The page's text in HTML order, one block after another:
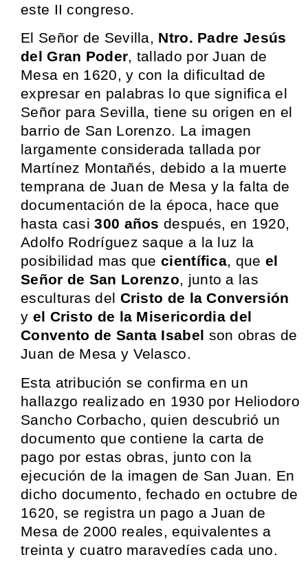
este II congreso.
El Señor de Sevilla, Ntro. Padre Jesús
del Gran Poder, tallado por Juan de
Mesa en 1620, y con la dificultad de
expresar en palabras lo que significa el
Señor para Sevilla, tiene su origen en el
barrio de San Lorenzo. La imagen
largamente considerada tallada por
Martínez Montañés, debido a la muerte
temprana de Juan de Mesa y la falta de
documentación de la época, hace que
hasta casi300 años después, en 1920,
Adolfo Rodríguez saque a la luz la
posibilidad mas quecientífica, que el
Señor de San Lorenzo, junto a las
esculturas del Cristo de la Conversión
y el Cristo de la Misericordia del
Convento de Santa Isabel son obras de
Juan de Mesa y Velasco.
Esta atribución se confirma en un
hallazgo realizado en 1930 por Heliodoro
Sancho Corbacho, quien descubrió un
documento que contiene la carta de
pago por estas obras, junto con la
ejecución de la imagen de San Juan. En
dicho documento, fechado en octubre de
1620, se registra un pago a Juan de
Mesa de 2000 reales, equivalentes a
treinta y cuatro maravedíes cada uno.